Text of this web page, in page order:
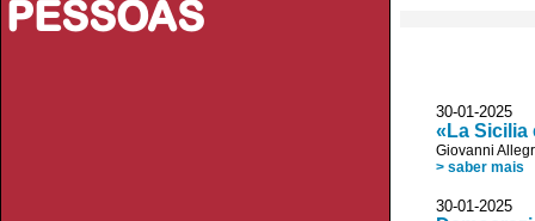
PESSOAS
30-01-
«La Sicilia
Giovanni
> saber mais
30-01-2025